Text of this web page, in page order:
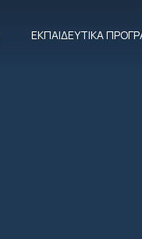
ΕΚΠΑΙΔΕΥΤΙΚΆ